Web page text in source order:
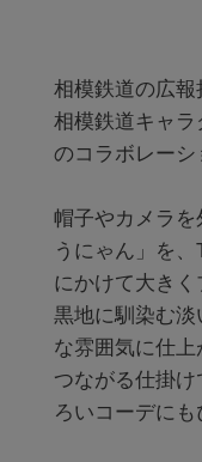
相模鉄道の広報
相模鉄道キャ
のコラボレー
帽子やカメラを
うにゃん」を
にかけて大きく
黒地に馴染む淡
な雰囲気に仕上
つながる仕掛
ろいコーデにも